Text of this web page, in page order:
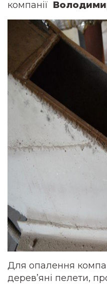
компанії
Для опалення
дерев’яні пелети,